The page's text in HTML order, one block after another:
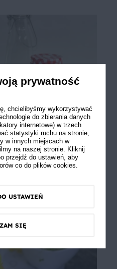
się udaje
prywatność
chcielibyśmy wykorzystywać
do zbierania danych
internetowe) w trzech
statystyki ruchu na stronie,
w innych miejscach w
na naszej stronie. Kliknij
przejdź do ustawień, aby
co do plików cookies.
USTAWIEŃ
SIĘ